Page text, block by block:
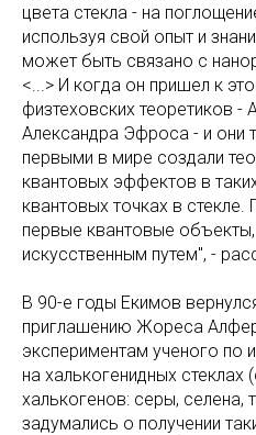
цвета стекла - на
используя свой опыт и
может быть связано с
<...> И когда он пришел к
физтеховских теоретиков -
Александра Эфроса - и они
первыми в мире создали
квантовых эффектов в
квантовых точках в
первые квантовые
искусственным путем", -
В 90-е годы Екимов
приглашению Жореса
экспериментам ученого по
на халькогенидных
халькогенов: серы, селена,
задумались о получении